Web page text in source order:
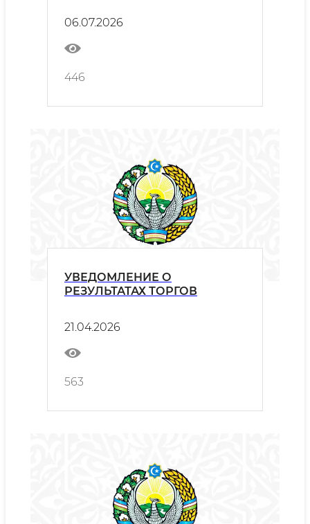
06.07.2026
446
УВЕДОМЛЕНИЕ О
РЕЗУЛЬТАТАХ ТОРГОВ
21.04.2026
563